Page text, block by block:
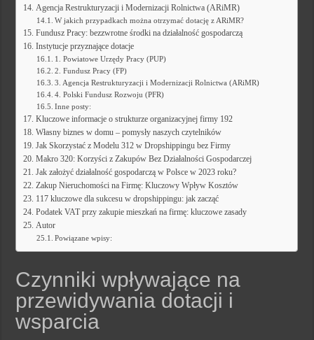
Agencja Restrukturyzacji i Modernizacji Rolnictwa (ARiMR)
W jakich przypadkach można otrzymać dotację z ARiMR?
Fundusz Pracy: bezzwrotne środki na działalność gospodarczą
Instytucje przyznające dotacje
1. Powiatowe Urzędy Pracy (PUP)
2. Fundusz Pracy (FP)
3. Agencja Restrukturyzacji i Modernizacji Rolnictwa (ARiMR)
4. Polski Fundusz Rozwoju (PFR)
Inne posty:
Kluczowe informacje o strukturze organizacyjnej firmy 192
Własny biznes w domu – pomysły naszych czytelników
Jak Skorzystać z Modelu 312 w Dropshippingu bez Firmy
Makro 320: Korzyści z Zakupów Bez Działalności Gospodarczej
Jak założyć działalność gospodarczą w Polsce w 2023 roku?
Zakup Nieruchomości na Firmę: Kluczowy Wpływ Kosztów
117 kluczowe dla sukcesu w dropshippingu: jak zacząć
Podatek VAT przy zakupie mieszkań na firmę: kluczowe zasady
Autor
Powiązane wpisy:
Czynniki wpływające na
przewidywania dotacji i
wsparcia